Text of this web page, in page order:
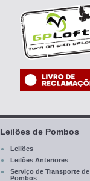
Leilões de Pombos
Leilões
Leilões Anteriores
Serviço de Transporte de
Pombos